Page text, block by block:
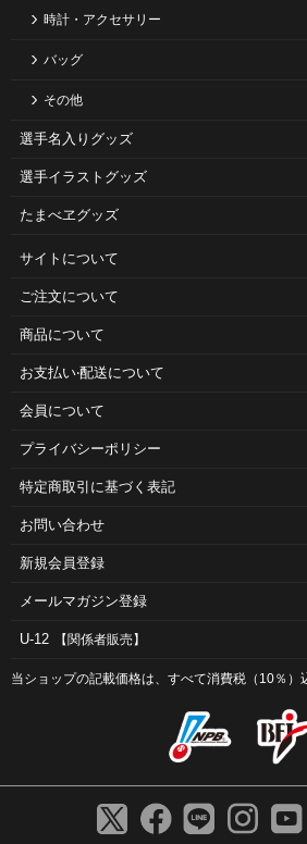
沢山♪
2025/05/26
■新商品■人気ウォッチに新作が登場！スタ
■新商品■『出場選手シークレットチェキ（
時計・アクセサリー
バッグ
その他
選手名入りグッズ
選手イラストグッズ
たまべヱグッズ
サイトについて
ご注⽂について
商品について
お⽀払い‧配送について
会員について
プライバシーポリシー
特定商取引に基づく表記
お問い合わせ
新規会員登録
メールマガジン登録
U-12 【関係者販売】
当ショップの記載価格は、すべて消費税（10％）